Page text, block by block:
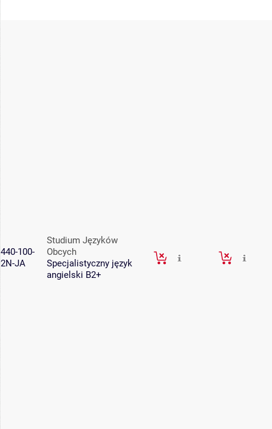
440-100-
2N-JA
Studium Języków
Obcych
Specjalistyczny język
angielski B2+